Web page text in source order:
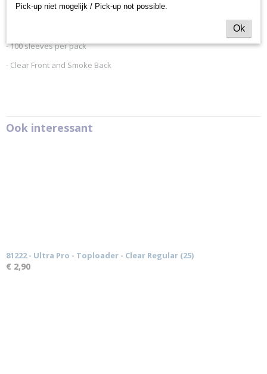
EAN code
Arcane Tinmen
Dragon Shield Perfect Fit Clear/Smoke
- 100 sleeves per pack
- Clear Front and Smoke Back
Ook interessant
81222 - Ultra Pro - Toploader - Clear Regular (25)
€ 2,90
Pick-up niet mogelijk / Pick-up not possible.
Ok